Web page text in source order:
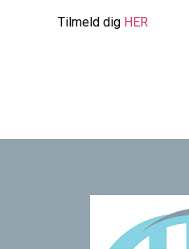
Tilmeld dig HER